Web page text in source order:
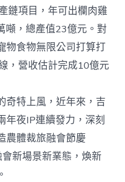
鏈項目，年可出欄肉雞
噸，總產值23億元。對
物食物無限公司打算打
，營收估計完成10億元
特上風，近年來，吉
年夜IP連續發力，深刻
農體裁旅融會節慶
新場景新業態，煥新